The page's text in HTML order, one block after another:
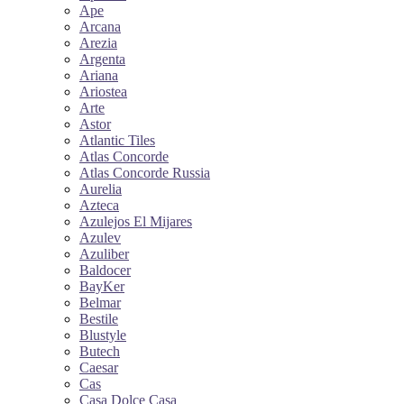
Ape
Arcana
Arezia
Argenta
Ariana
Ariostea
Arte
Astor
Atlantic Tiles
Atlas Concorde
Atlas Concorde Russia
Aurelia
Azteca
Azulejos El Mijares
Azulev
Azuliber
Baldocer
BayKer
Belmar
Bestile
Blustyle
Butech
Caesar
Cas
Casa Dolce Casa